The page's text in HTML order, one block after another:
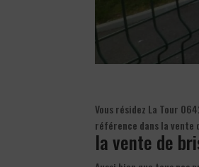
Vous résidez La Tour
référence dans la vente
la vente de